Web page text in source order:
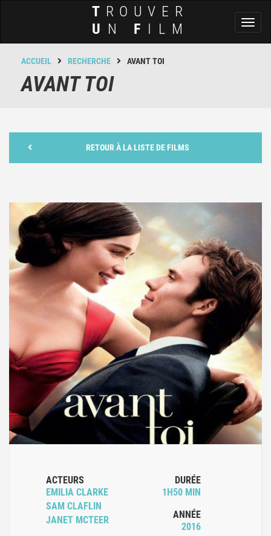
T ROUVER
U N F ILM
ACCUEIL RECHERCHE AVANT TOI
AVANT TOI
RETOUR À LA LISTE DE FILMS
ACTEURS
EMILIA CLARKE
SAM CLAFLIN
JANET MCTEER
DURÉE
1H50 MIN
ANNÉE
2016